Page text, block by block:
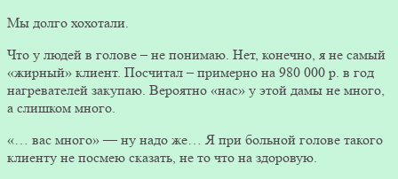
Мы долго хохотали.
Что у людей в голове – не понимаю. Нет, конечно, я не самый
«жирный» клиент. Посчитал – примерно на 980 000 р. в год
нагревателей закупаю. Вероятно «нас» у этой дамы не много,
а слишком много.
«… вас много» — ну надо же… Я при больной голове такого
клиенту не посмею сказать, не то что на здоровую.